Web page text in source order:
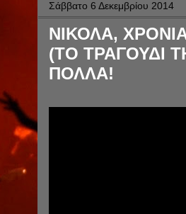
Σάββατο 6 Δεκεμβρίου 2014
ΝΙΚΟΛΑ,
(ΤΟ ΤΡΑΓΟΥΔΙ
ΠΟΛΛΑ!